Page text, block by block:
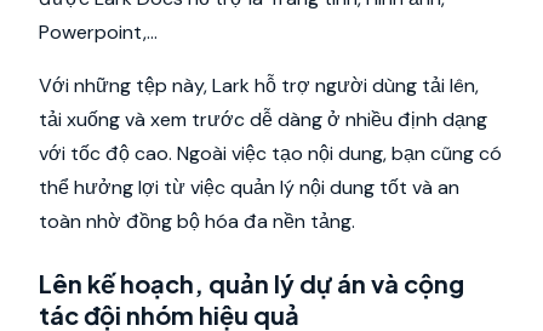
Powerpoint,...
Với những tệp này, Lark hỗ trợ người dùng tải lên,
tải xuống và xem trước dễ dàng ở nhiều định dạng
với tốc độ cao. Ngoài việc tạo nội dung, bạn cũng có
thể hưởng lợi từ việc quản lý nội dung tốt và an
toàn nhờ đồng bộ hóa đa nền tảng.
Lên kế hoạch, quản lý dự án và cộng
tác đội nhóm hiệu quả